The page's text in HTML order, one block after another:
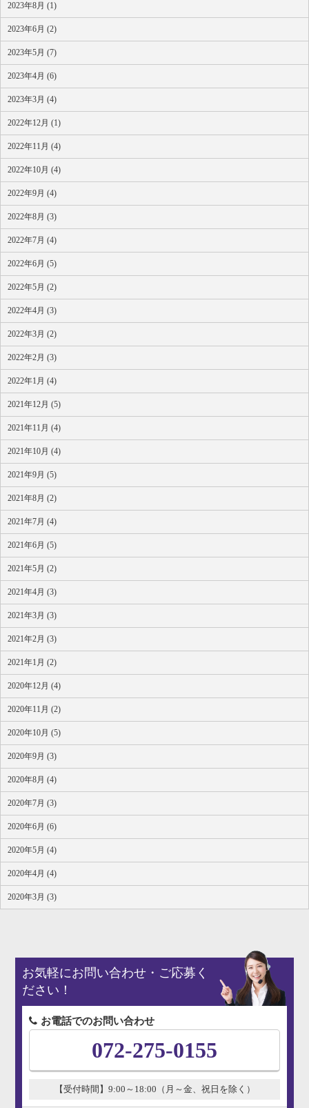
2023年8月 (1)
2023年6月 (2)
2023年5月 (7)
2023年4月 (6)
2023年3月 (4)
2022年12月 (1)
2022年11月 (4)
2022年10月 (4)
2022年9月 (4)
2022年8月 (3)
2022年7月 (4)
2022年6月 (5)
2022年5月 (2)
2022年4月 (3)
2022年3月 (2)
2022年2月 (3)
2022年1月 (4)
2021年12月 (5)
2021年11月 (4)
2021年10月 (4)
2021年9月 (5)
2021年8月 (2)
2021年7月 (4)
2021年6月 (5)
2021年5月 (2)
2021年4月 (3)
2021年3月 (3)
2021年2月 (3)
2021年1月 (2)
2020年12月 (4)
2020年11月 (2)
2020年10月 (5)
2020年9月 (3)
2020年8月 (4)
2020年7月 (3)
2020年6月 (6)
2020年5月 (4)
2020年4月 (4)
2020年3月 (3)
お気軽にお問い合わせ・ご応募く
ださい！
お電話でのお問い合わせ
072-275-0155
【受付時間】9:00～18:00（月～金、祝日を除く）